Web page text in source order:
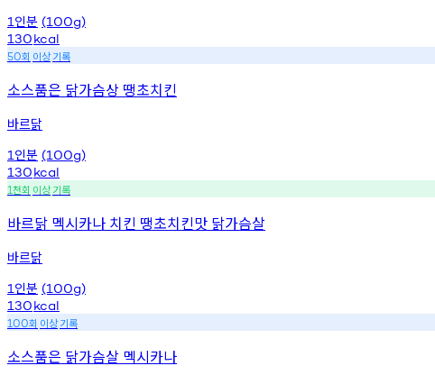
1 인분 (100g)
130kcal
50회 이상기록
소스품은 닭가슴상 땡초치킨
바르닭
1 인분 (100g)
130kcal
1천회 이상기록
바르닭 멕시카나 치킨 땡초치킨맛 닭가슴살
바르닭
1 인분 (100g)
130kcal
100회 이상기록
소스품은 닭가슴살 멕시카나